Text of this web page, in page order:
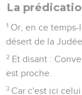
La
1 Or, en ce
désert de la
2 Et disant :
est proche.
3 Car c'est ici